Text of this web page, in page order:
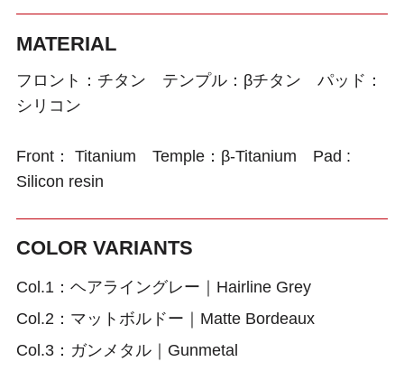
MATERIAL
フロント：チタン テンプル：βチタン パッド：
シリコン
Front： Titanium Temple：β-Titanium Pad :
Silicon resin
COLOR VARIANTS
Col.1：ヘアライングレー｜Hairline Grey
Col.2：マットボルドー｜Matte Bordeaux
Col.3：ガンメタル｜Gunmetal